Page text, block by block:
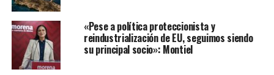
«Pese a política proteccionista y
reindustrialización de EU, seguimos siendo
su principal socio»: Montiel